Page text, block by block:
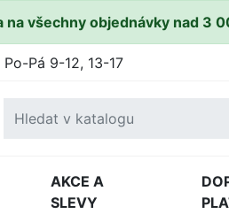
na všechny objednávky nad 3
Po-Pá 9-12, 13-17
AKCE A
SLEVY